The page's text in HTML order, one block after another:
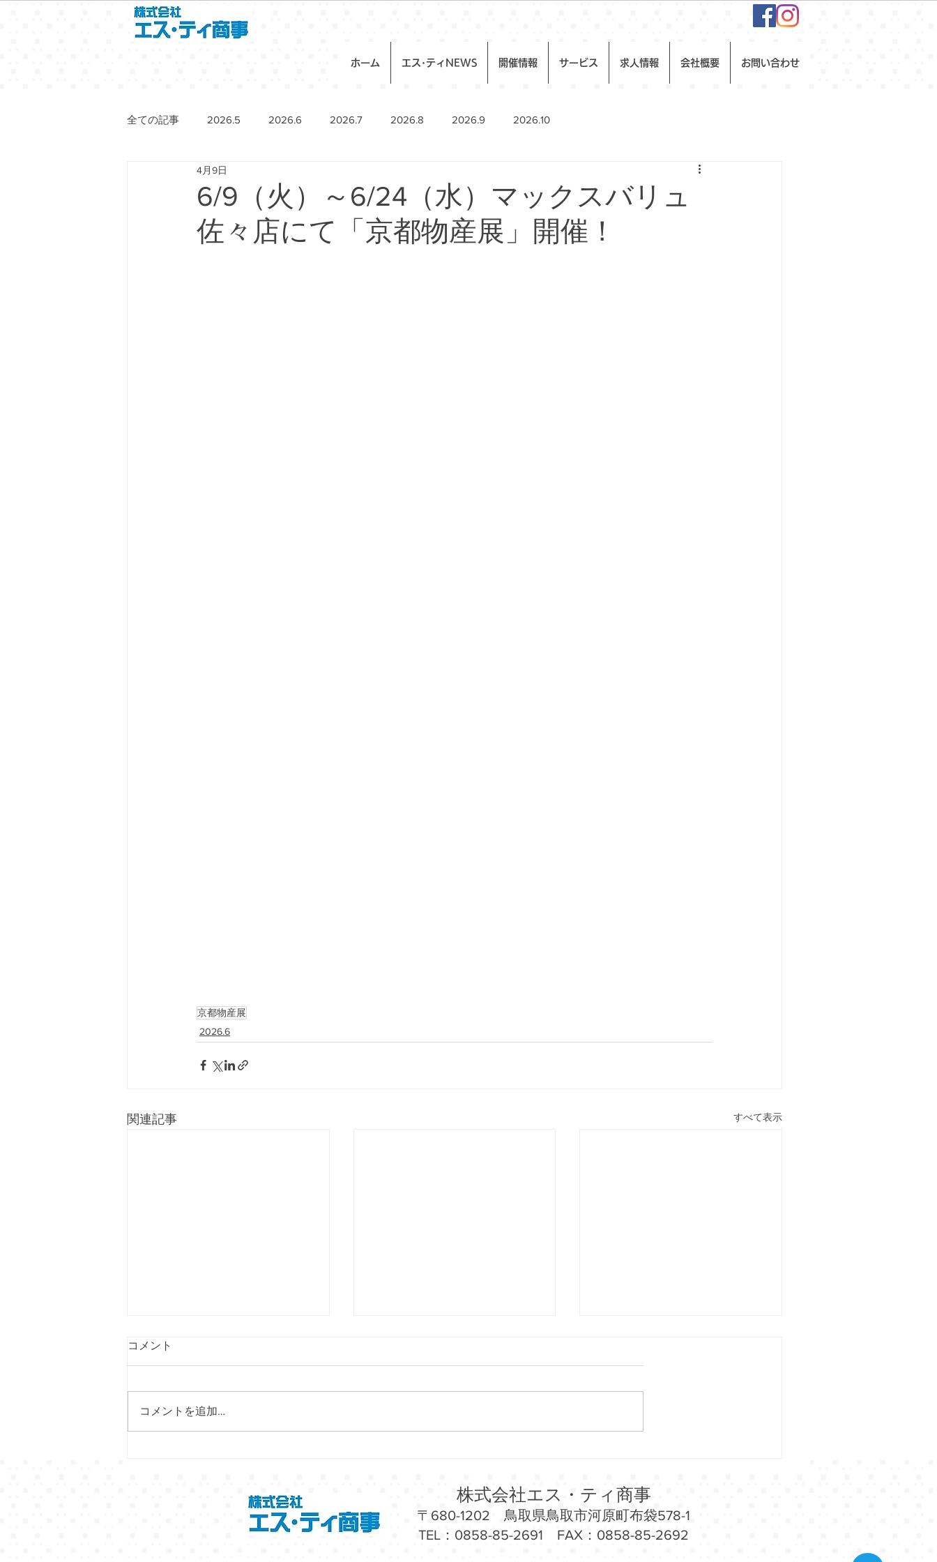
ホーム エス･ティNEWS 開催情報 サービス 求人情報 会社概要 お問い合わせ
全ての記事 2026.5 2026.6 2026.7 2026.8 2026.9 2026.10
6/9（火）～6/24（水）マックスバリュ
佐々店にて「京都物産展」開催！
4月9日
京都物産展
2026.6
関連記事 すべて表示
「沖縄物産展」開催！
コメント
コメントを追加…
株式会社エス・ティ商事
〒680-1202 鳥取県鳥取市河原町布袋578-1
TEL：0858-85-2691 FAX：0858-85-2692